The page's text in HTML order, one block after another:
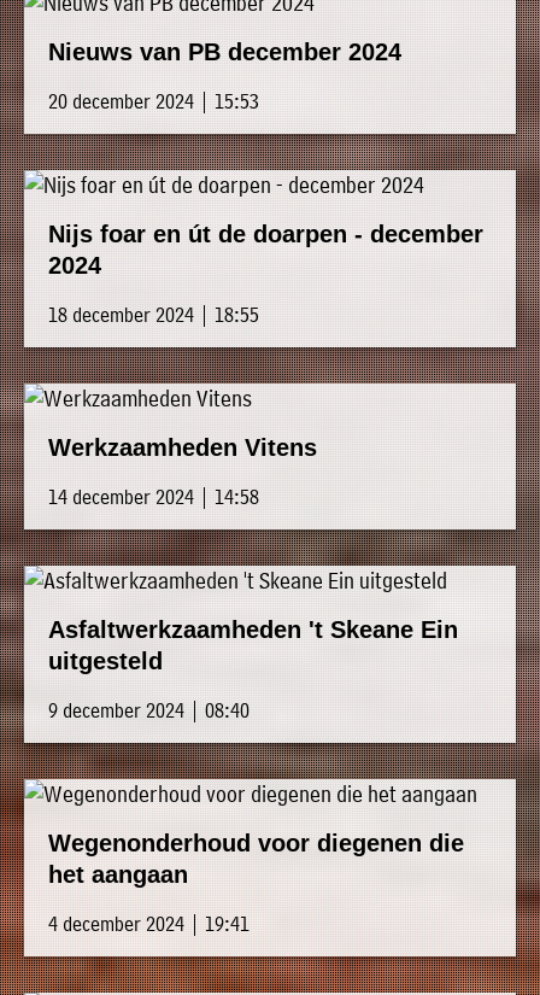
Nieuws van PB december 2024
20 december 2024 | 15:53
Nijs foar en út de doarpen - december
2024
18 december 2024 | 18:55
Werkzaamheden Vitens
14 december 2024 | 14:58
Asfaltwerkzaamheden 't Skeane Ein
uitgesteld
9 december 2024 | 08:40
Wegenonderhoud voor diegenen die
het aangaan
4 december 2024 | 19:41